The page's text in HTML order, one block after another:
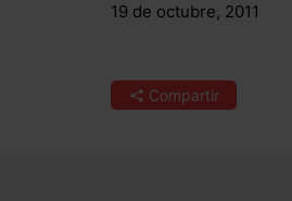
19 de octubre, 2011
Compartir